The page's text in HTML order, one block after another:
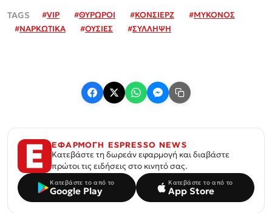
#VIP #ΘΥΡΩΡΟΙ #ΚΟΝΣΙΕΡΖ #ΜΥΚΟΝΟΣ
#ΝΑΡΚΩΤΙΚΑ #ΟΥΣΙΕΣ #ΣΥΛΛΗΨΗ
ΕΦΑΡΜΟΓΗ ESPRESSO NEWS
Κατεβάστε τη δωρεάν εφαρμογή και διαβάστε
πρώτοι τις ειδήσεις στο κινητό σας.
Κατεβάστε το από το
Google Play
Κατεβάστε το από το
App Store